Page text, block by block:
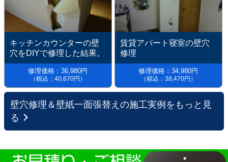
修理価格：36,980円
（税込：40,670円）
キッチンカウンターの壁
穴をDIYで修理した結果。
修理価格：34,980円
（税込：38,470円）
賃貸アパート寝室の壁穴
修理
壁穴修理＆壁紙一面張替えの施工実例をもっと見
る